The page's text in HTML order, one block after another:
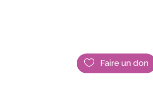
 Faire un don